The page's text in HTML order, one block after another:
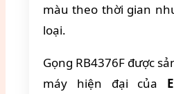
màu theo thời gian
loại.
Gọng RB4376F được
máy hiện đại của